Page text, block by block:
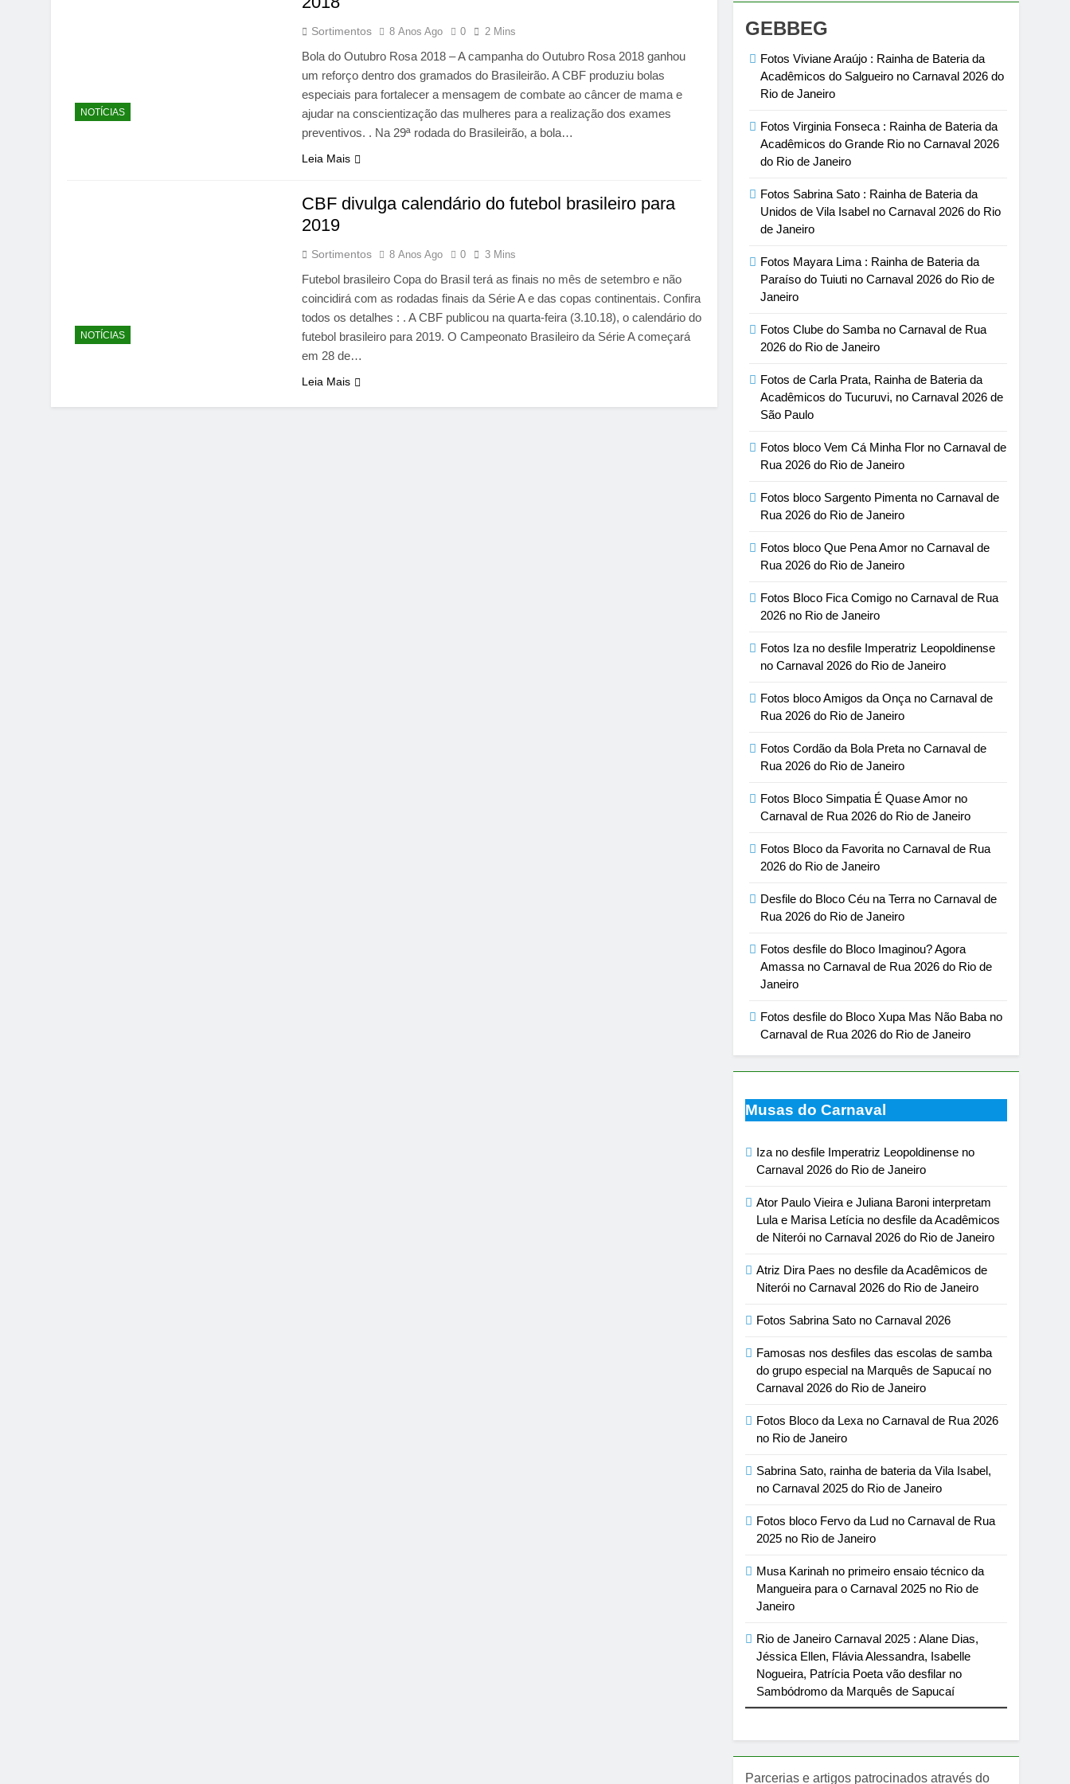
NOTÍCIAS
Sortimentos 8 Anos Ago 0 2 Mins
Bola do Outubro Rosa 2018 – A campanha do Outubro Rosa 2018 ganhou
um reforço dentro dos gramados do Brasileirão. A CBF produziu bolas
especiais para fortalecer a mensagem de combate ao câncer de mama e
ajudar na conscientização das mulheres para a realização dos exames
preventivos. . Na 29ª rodada do Brasileirão, a bola…
Leia Mais
NOTÍCIAS
CBF divulga calendário do futebol brasileiro para
2019
Sortimentos 8 Anos Ago 0 3 Mins
Futebol brasileiro Copa do Brasil terá as finais no mês de setembro e não
coincidirá com as rodadas finais da Série A e das copas continentais. Confira
todos os detalhes : . A CBF publicou na quarta-feira (3.10.18), o calendário do
futebol brasileiro para 2019. O Campeonato Brasileiro da Série A começará
em 28 de…
Leia Mais
GEBBEG
Fotos Viviane Araújo : Rainha de Bateria da
Acadêmicos do Salgueiro no Carnaval 2026 do
Rio de Janeiro
Fotos Virginia Fonseca : Rainha de Bateria da
Acadêmicos do Grande Rio no Carnaval 2026
do Rio de Janeiro
Fotos Sabrina Sato : Rainha de Bateria da
Unidos de Vila Isabel no Carnaval 2026 do Rio
de Janeiro
Fotos Mayara Lima : Rainha de Bateria da
Paraíso do Tuiuti no Carnaval 2026 do Rio de
Janeiro
Fotos Clube do Samba no Carnaval de Rua
2026 do Rio de Janeiro
Fotos de Carla Prata, Rainha de Bateria da
Acadêmicos do Tucuruvi, no Carnaval 2026 de
São Paulo
Fotos bloco Vem Cá Minha Flor no Carnaval de
Rua 2026 do Rio de Janeiro
Fotos bloco Sargento Pimenta no Carnaval de
Rua 2026 do Rio de Janeiro
Fotos bloco Que Pena Amor no Carnaval de
Rua 2026 do Rio de Janeiro
Fotos Bloco Fica Comigo no Carnaval de Rua
2026 no Rio de Janeiro
Fotos Iza no desfile Imperatriz Leopoldinense
no Carnaval 2026 do Rio de Janeiro
Fotos bloco Amigos da Onça no Carnaval de
Rua 2026 do Rio de Janeiro
Fotos Cordão da Bola Preta no Carnaval de
Rua 2026 do Rio de Janeiro
Fotos Bloco Simpatia É Quase Amor no
Carnaval de Rua 2026 do Rio de Janeiro
Fotos Bloco da Favorita no Carnaval de Rua
2026 do Rio de Janeiro
Desfile do Bloco Céu na Terra no Carnaval de
Rua 2026 do Rio de Janeiro
Fotos desfile do Bloco Imaginou? Agora
Amassa no Carnaval de Rua 2026 do Rio de
Janeiro
Fotos desfile do Bloco Xupa Mas Não Baba no
Carnaval de Rua 2026 do Rio de Janeiro
Musas do Carnaval
Iza no desfile Imperatriz Leopoldinense no
Carnaval 2026 do Rio de Janeiro
Ator Paulo Vieira e Juliana Baroni interpretam
Lula e Marisa Letícia no desfile da Acadêmicos
de Niterói no Carnaval 2026 do Rio de Janeiro
Atriz Dira Paes no desfile da Acadêmicos de
Niterói no Carnaval 2026 do Rio de Janeiro
Fotos Sabrina Sato no Carnaval 2026
Famosas nos desfiles das escolas de samba
do grupo especial na Marquês de Sapucaí no
Carnaval 2026 do Rio de Janeiro
Fotos Bloco da Lexa no Carnaval de Rua 2026
no Rio de Janeiro
Sabrina Sato, rainha de bateria da Vila Isabel,
no Carnaval 2025 do Rio de Janeiro
Fotos bloco Fervo da Lud no Carnaval de Rua
2025 no Rio de Janeiro
Musa Karinah no primeiro ensaio técnico da
Mangueira para o Carnaval 2025 no Rio de
Janeiro
Rio de Janeiro Carnaval 2025 : Alane Dias,
Jéssica Ellen, Flávia Alessandra, Isabelle
Nogueira, Patrícia Poeta vão desfilar no
Sambódromo da Marquês de Sapucaí
Parcerias e artigos patrocinados através do